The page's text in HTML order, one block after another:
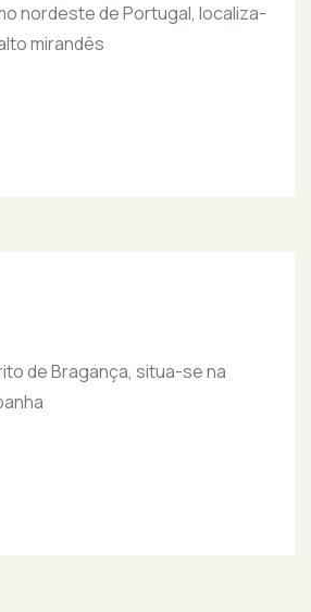
nordeste de Portugal, localiza-
mirandês
de Bragança, situa-se na